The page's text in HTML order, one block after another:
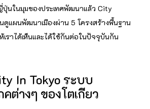
ปุ่นในมุมของประเทศพัฒนาแล้ว City
ดูแผนพัฒนาเมืองผ่าน 5 โครงสร้างพื้นฐาน
ราได้เห็นและได้ใช้กันต่อในปัจจุบันกัน
In Tokyo ระบบ
ต่างๆ ของโตเกียว